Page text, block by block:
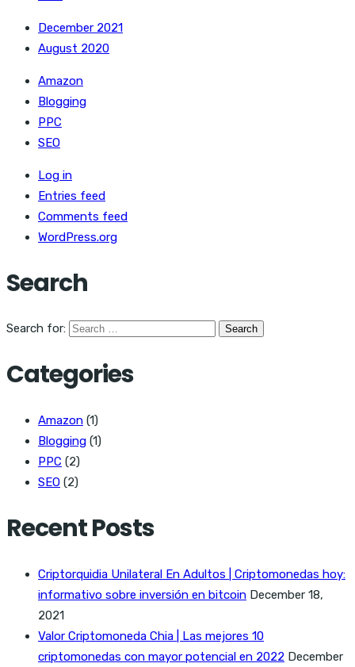
December 2021
August 2020
Amazon
Blogging
PPC
SEO
Log in
Entries feed
Comments feed
WordPress.org
Search
Search for:
Categories
Amazon (1)
Blogging (1)
PPC (2)
SEO (2)
Recent Posts
Criptorquidia Unilateral En Adultos | Criptomonedas hoy:
informativo sobre inversión en bitcoin December 18,
2021
Valor Criptomoneda Chia | Las mejores 10
criptomonedas con mayor potencial en 2022 December